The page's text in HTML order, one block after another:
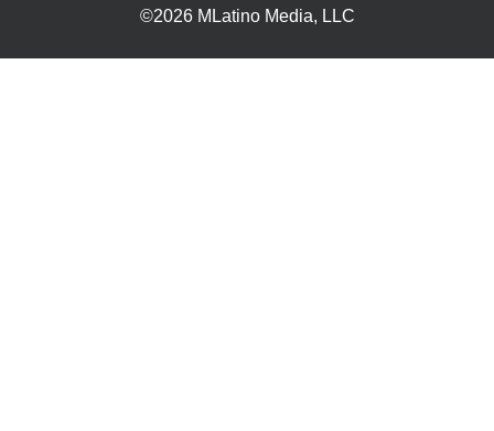
©2026 MLatino Media, LLC